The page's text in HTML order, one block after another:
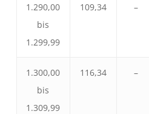
1.290,00
bis
1.299,99
109,34 –
1.300,00
bis
1.309,99
116,34 –